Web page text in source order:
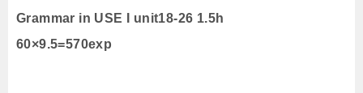
Grammar in USE I unit18-26 1.5h
60×9.5=570exp